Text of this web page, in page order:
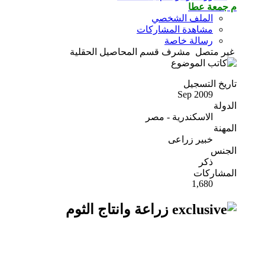
م جمعة عطا
الملف الشخصي
مشاهدة المشاركات
رسالة خاصة
غير متصل مشرف قسم المحاصيل الحقلية
تاريخ التسجيل
Sep 2009
الدولة
الاسكندرية - مصر
المهنة
خبير زراعى
الجنس
ذكر
المشاركات
1,680
زراعة وانتاج الثوم